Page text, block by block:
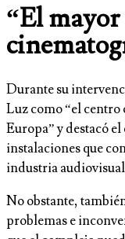
“El
Durante su
Luz como “el
Europa” y destacó
instalaciones que
industria
No obstante,
problemas e